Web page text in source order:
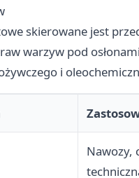
skierowane jest
warzyw pod
i
Nawozy,